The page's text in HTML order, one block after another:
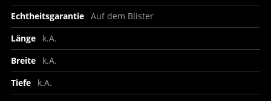
Echtheitsgarantie Auf dem Blister
Länge
k.A.
Breite
k.A.
Tiefe
k.A.